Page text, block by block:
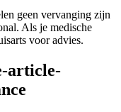
geen vervanging zijn
Als je medische
voor advies.
article-